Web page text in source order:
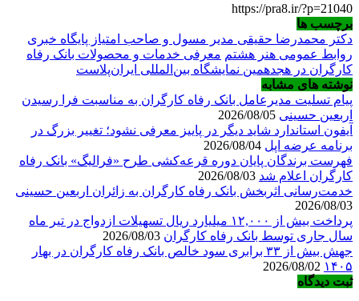
https://pra8.ir/?p=21040
برچسب ها
دکتر محمدرضا حقیقی مدیر مسول و صاحب امتیاز پایگاه خبری
روابط عمومی هنر هشتم معرفی خدمات و محصولات بانک رفاه
کارگران در هجدهمین نمایشگاه بین‌المللی ایران‌پلاست
نوشته های مشابه
پیام تسلیت مدیرعامل بانک رفاه کارگران به مناسبت فرا رسیدن
اربعین حسینی
آیفون استاندارد شاید دیگر در پاییز معرفی نشود؛ تغییر بزرگ در
برنامه عرضه اپل
فهرست برندگان پایان دوره قرعه‌کشی طرح «فرالیگ» بانک رفاه
کارگران اعلام شد
خدمت‌رسانی اثربخش بانک رفاه کارگران به زائران اربعین حسینی
2026/08/03
پرداخت بیش از ۱۲,۰۰۰ میلیارد ریال تسهیلات ازدواج در تیر ماه
سال جاری توسط بانک رفاه کارگران
جهش بیش از ۳۳ برابری سود خالص بانک رفاه کارگران در بهار
۱۴۰۵
ثبت دیدگاه